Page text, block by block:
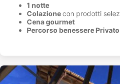
1 notte
Colazionecon prodotti
Cena gourmet
Percorso benessere